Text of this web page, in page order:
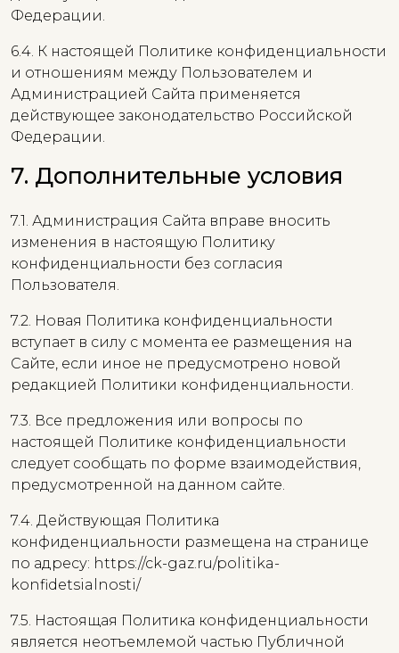
Федерации.
6.4. К настоящей Политике конфиденциальности
и отношениям между Пользователем и
Администрацией Сайта применяется
действующее законодательство Российской
Федерации.
7. Дополнительные условия
7.1. Администрация Сайта вправе вносить
изменения в настоящую Политику
конфиденциальности без согласия
Пользователя.
7.2. Новая Политика конфиденциальности
вступает в силу с момента ее размещения на
Сайте, если иное не предусмотрено новой
редакцией Политики конфиденциальности.
7.3. Все предложения или вопросы по
настоящей Политике конфиденциальности
следует сообщать по форме взаимодействия,
предусмотренной на данном сайте.
7.4. Действующая Политика
конфиденциальности размещена на странице
по адресу: https://ck-gaz.ru/politika-
konfidetsialnosti/
7.5. Настоящая Политика конфиденциальности
является неотъемлемой частью Публичной